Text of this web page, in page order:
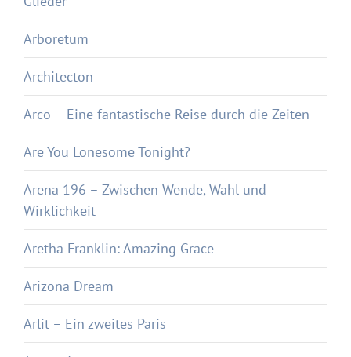
Arboretum
Architecton
Arco – Eine fantastische Reise durch die Zeiten
Are You Lonesome Tonight?
Arena 196 – Zwischen Wende, Wahl und
Wirklichkeit
Aretha Franklin: Amazing Grace
Arizona Dream
Arlit – Ein zweites Paris